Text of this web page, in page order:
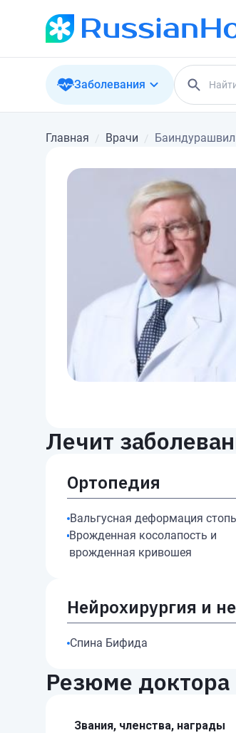
Заболевания
Главная Врачи
Лечит
Ортопедия
Вальгусная деформация
Врожденная косолапость и
врожденная кривошея
Нейрохирургия и
Спина Бифида
Резюме доктора
Звания, членства, награды